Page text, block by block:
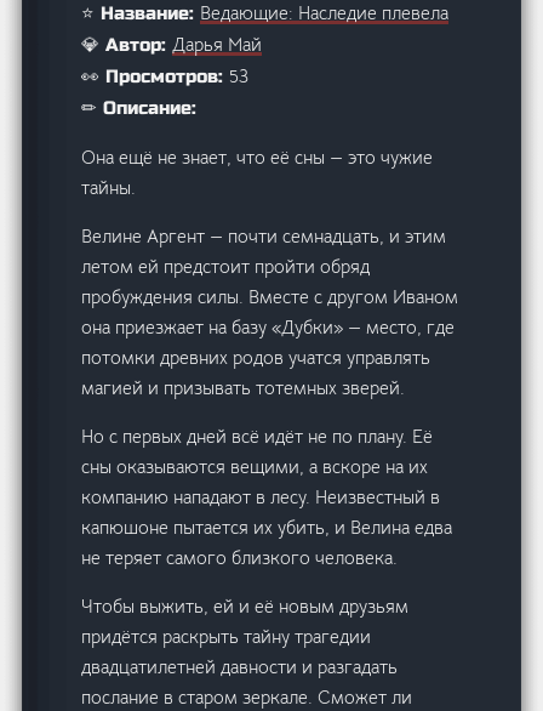
⭐ Название: Ведающие: Наследие плевела
💎 Автор:Дарья Май
👀 Просмотров: 53
✏ Описание:
Она ещё не знает, что её сны — это чужие
тайны.
Велине Аргент — почти семнадцать, и этим
летом ей предстоит пройти обряд
пробуждения силы. Вместе с другом Иваном
она приезжает на базу «Дубки» — место, где
потомки древних родов учатся управлять
магией и призывать тотемных зверей.
Но с первых дней всё идёт не по плану. Её
сны оказываются вещими, а вскоре на их
компанию нападают в лесу. Неизвестный в
капюшоне пытается их убить, и Велина едва
не теряет самого близкого человека.
Чтобы выжить, ей и её новым друзьям
придётся раскрыть тайну трагедии
двадцатилетней давности и разгадать
послание в старом зеркале. Сможет ли